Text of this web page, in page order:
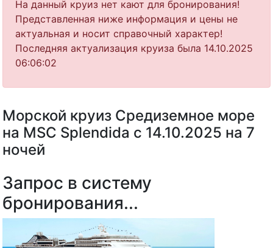
На данный круиз нет кают для бронирования!
Представленная ниже информация и цены не
актуальная и носит справочный характер!
Последняя актуализация круиза была 14.10.2025
06:06:02
Морской круиз Средиземное море
на MSC Splendida с 14.10.2025 на 7
ночей
Запрос в систему
бронирования...